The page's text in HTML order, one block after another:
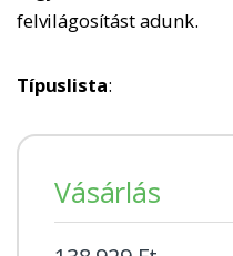
felvilágosítást adunk.
Típuslista:
Vásárlás